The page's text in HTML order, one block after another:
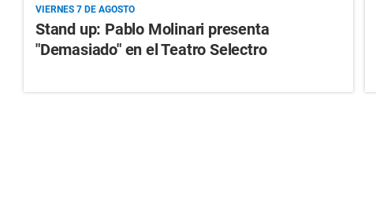
VIERNES 7 DE AGOSTO
Stand up: Pablo Molinari presenta
"Demasiado" en el Teatro Selectro